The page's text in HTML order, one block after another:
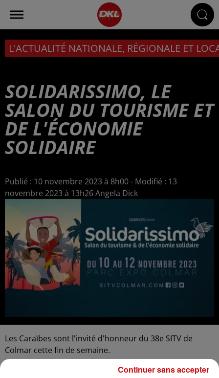
L'ACTUALITÉ NATIONALE, RÉGIONALE ET
SOLIDARISSIMO, LE
SALON DU TOURISME ET
DE L'ÉCONOMIE
SOLIDAIRE
Publié : 10 novembre 2023 à 8h00 - Modifié : 13
novembre 2023 à 13h26 Angela Dick
Les Caraïbes sont l'invité d'honneur du 38e SITV de
Colmar cette fin de semaine.
Le salon international du tourisme et des voyages
Continuer sans accepter